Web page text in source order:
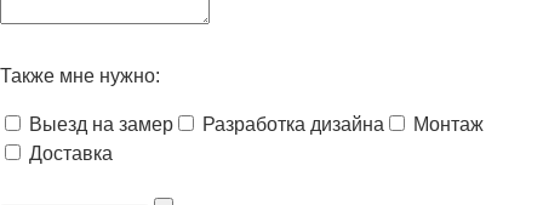
Также мне нужно:
Выезд на замер Разработка дизайна
Монтаж
Доставка